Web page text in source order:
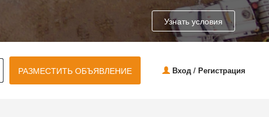
Узнать условия
РАЗМЕСТИТЬ ОБЪЯВЛЕНИЕ Вход / Регистрация